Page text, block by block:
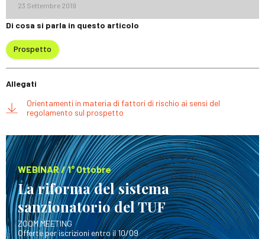
23 Settembre 2019
Di cosa si parla in questo articolo
Prospetto
Allegati
Orientamenti in materia di fattori di rischio ai sensi del
regolamento sul prospetto
WEBINAR / 1° Ottobre
La riforma del sistema
sanzionatorio del TUF
ZOOM MEETING
Offerte per iscrizioni entro il 10/09